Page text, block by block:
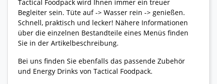
Tactical Foodpack wird Ihnen immer ein treuer
Begleiter sein. Tüte auf -> Wasser rein -> genießen.
Schnell, praktisch und lecker! Nähere Informationen
über die einzelnen Bestandteile eines Menüs finden
Sie in der Artikelbeschreibung.
Bei uns finden Sie ebenfalls das passende Zubehör
und Energy Drinks von Tactical Foodpack.